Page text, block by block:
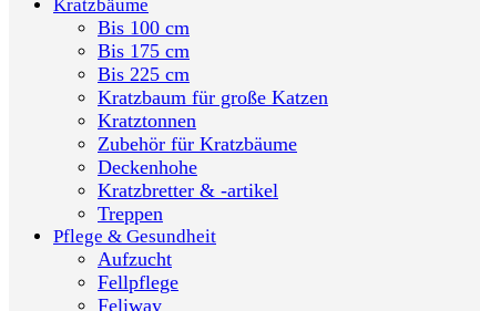
Kratzbäume
Bis 100 cm
Bis 175 cm
Bis 225 cm
Kratzbaum für große Katzen
Kratztonnen
Zubehör für Kratzbäume
Deckenhohe
Kratzbretter & -artikel
Treppen
Pflege & Gesundheit
Aufzucht
Fellpflege
Feliway